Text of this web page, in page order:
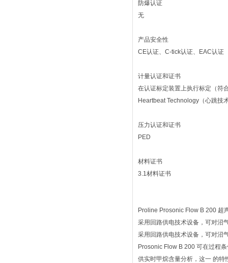
防爆认证
无
产品安全性
CE认证、C-tick认证、EAC认证
计量认证和证书
在认证标定装置上执行标定（符
Heartbeat Technology（心跳技
压力认证和证书
PED
材料证书
3.1材料证书
Proline Prosonic Flow B 200 超
采用回路供电技术设备，可对沼
采用回路供电技术设备，可对沼
Prosonic Flow B 200 可在过程
供实时甲烷含量分析，这一 的